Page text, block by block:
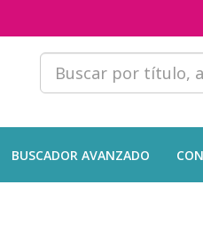
BUSCADOR AVANZADO